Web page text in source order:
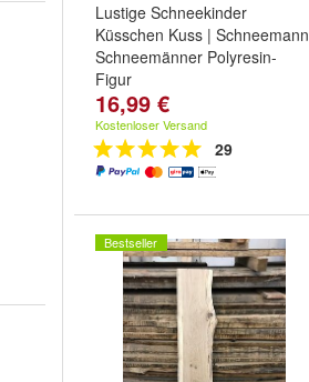
Lustige Schneekinder
Küsschen Kuss | Schneemann
Schneemänner Polyresin-
Figur
16,99 €
Kostenloser Versand
29
Bestseller